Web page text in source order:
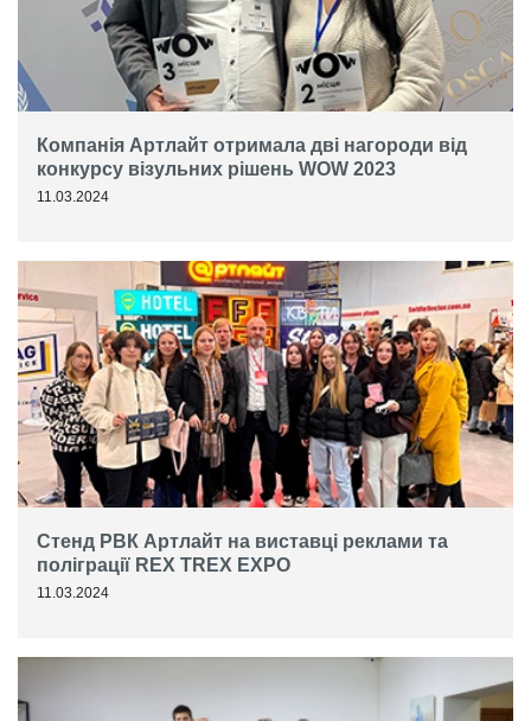
Компанія Артлайт отримала дві нагороди від
конкурсу візульних рішень WOW 2023
11.03.2024
Стенд РВК Артлайт на виставці реклами та
поліграції REX TREX EXPO
11.03.2024